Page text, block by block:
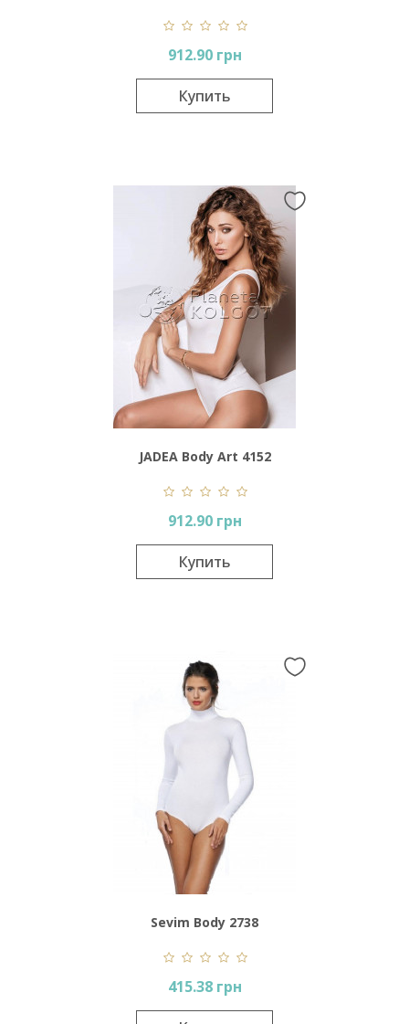
912.90 грн
Купить
JADEA Body Art 4152
912.90 грн
Купить
Sevim Body 2738
415.38 грн